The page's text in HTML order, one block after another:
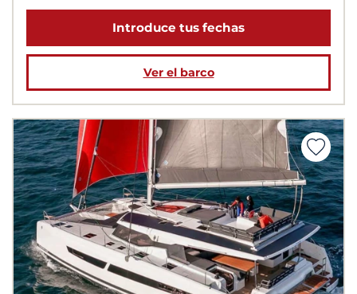
Introduce tus fechas
Ver el barco